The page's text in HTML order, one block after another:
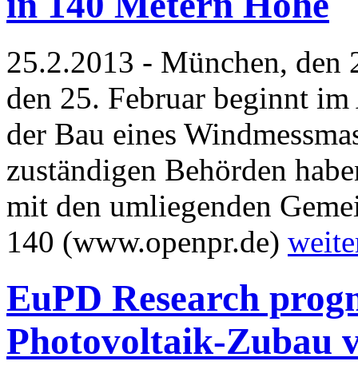
25.2.2013 - München, den
den 25. Februar beginnt
der Bau eines
zuständigen Behörden
mit den umliegenden
140 (www.openpr.de)
EuPD Research
Photovoltaik-Zubau